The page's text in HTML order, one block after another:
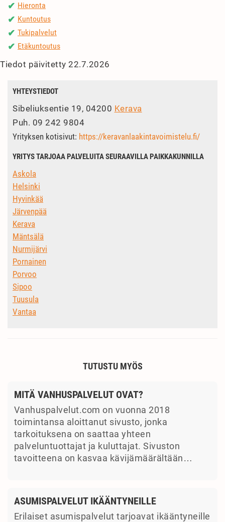
✔ Hieronta
✔ Kuntoutus
✔ Tukipalvelut
✔ Etäkuntoutus
Tiedot päivitetty 22.7.2026
YHTEYSTIEDOT
Sibeliuksentie 19, 04200 Kerava
Puh. 09 242 9804
Yrityksen kotisivut: https://keravanlaakintavoimistelu.fi/
YRITYS TARJOAA PALVELUITA SEURAAVILLA PAIKKAKUNNILLA
Askola
Helsinki
Hyvinkää
Järvenpää
Kerava
Mäntsälä
Nurmijärvi
Pornainen
Porvoo
Sipoo
Tuusula
Vantaa
TUTUSTU MYÖS
MITÄ VANHUSPALVELUT OVAT?
Vanhuspalvelut.com on vuonna 2018
toimintansa aloittanut sivusto, jonka
tarkoituksena on saattaa yhteen
palveluntuottajat ja kuluttajat. Sivuston
tavoitteena on kasvaa kävijämäärältään…
ASUMISPALVELUT IKÄÄNTYNEILLE
Erilaiset asumispalvelut tarjoavat ikääntyneille